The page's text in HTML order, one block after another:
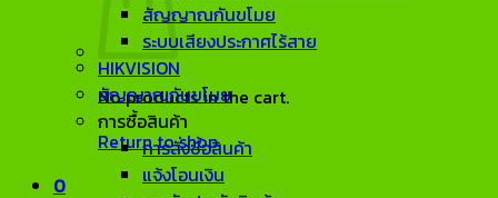
No products in the cart.
Return to shop
0
สัญญาณกันขโมย
ระบบเสียงประกาศไร้สาย
HIKVISION
สัญญาณกันขโมย
การซื้อสินค้า
การสั่งซื้อสินค้า
แจ้งโอนเงิน